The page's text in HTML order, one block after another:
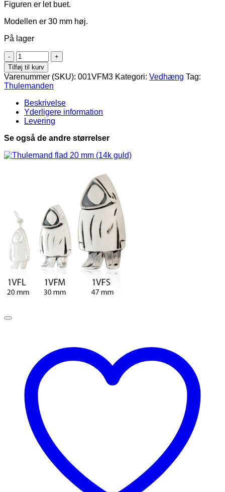
Figuren er let buet.
Modellen er 30 mm høj.
På lager
Thulemand
flad
30
mm
(8k
guld)
antal
Tilføj til kurv
Varenummer (SKU): 001VFM3 Kategori: Vedhæng Tag:
Thulemanden
Beskrivelse
Yderligere information
Levering
Se også de andre størrelser